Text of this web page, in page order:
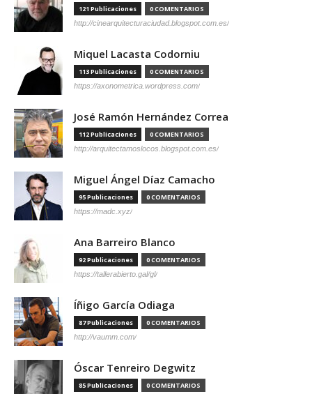
121 Publicaciones 0 COMENTARIOS
http://cinearquitecturaciudad.blogspot.com.es/
Miquel Lacasta Codorniu
113 Publicaciones 0 COMENTARIOS
https://axonometrica.wordpress.com/
José Ramón Hernández Correa
112 Publicaciones 0 COMENTARIOS
http://arquitectamoslocos.blogspot.com.es/
Miguel Ángel Díaz Camacho
95 Publicaciones 0 COMENTARIOS
https://madc.xyz/
Ana Barreiro Blanco
92 Publicaciones 0 COMENTARIOS
https://tallerabierto.gal/gl/
Íñigo García Odiaga
87 Publicaciones 0 COMENTARIOS
http://vaumm.com/
Óscar Tenreiro Degwitz
85 Publicaciones 0 COMENTARIOS